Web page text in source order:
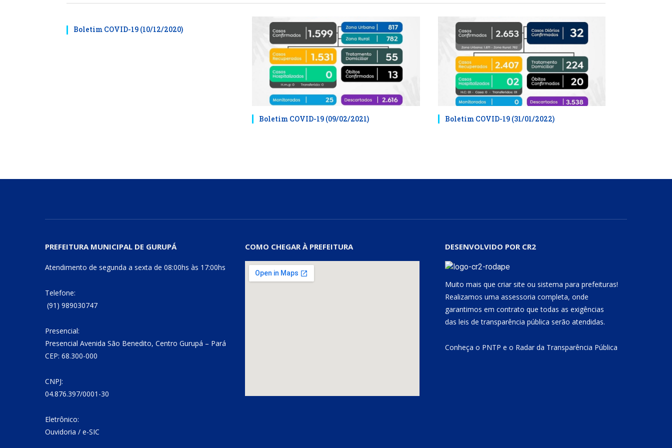
Boletim COVID-19 (10/12/2020)
Boletim COVID-19 (09/02/2021) Boletim COVID-19 (31/01/2022)
PREFEITURA MUNICIPAL DE GURUPÁ
Atendimento de segunda a sexta de 08:00hs às 17:00hs
Telefone:
(91) 989030747
Presencial:
Presencial Avenida São Benedito, Centro Gurupá – Pará
CEP: 68.300-000
CNPJ:
04.876.397/0001-30
Eletrônico:
Ouvidoria / e-SIC
COMO CHEGAR À PREFEITURA DESENVOLVIDO POR CR2
Muito mais que criar site ou sistema para prefeituras!
Realizamos uma assessoria completa, onde
garantimos em contrato que todas as exigências
das leis de transparência pública serão atendidas.
Conheça o PNTP e o Radar da Transparência Pública